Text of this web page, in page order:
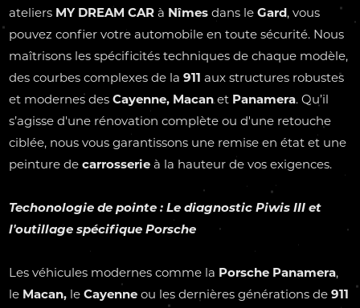
ateliers MY DREAM CAR à Nîmesdans le Gard, vous
pouvez confier votre automobile en toute sécurité. Nous
maîtrisons les spécificités techniques de chaque modèle,
des courbes complexes de la911aux structures robustes
et modernes desCayenne, Macanet Panamera. Qu’il
s’agisse d'une rénovation complète ou d'une retouche
ciblée, nous vous garantissons une remise en état et une
peinture decarrosserieà la hauteur de vos exigences.
Techonologie de pointe : Le diagnostic Piwis III et
l'outillage spécifiquePorsche
Les véhicules modernes comme la Porsche Panamera,
le Macan, leCayenneou les dernières générations de911